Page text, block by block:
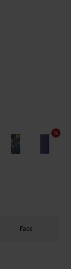
orca
Face